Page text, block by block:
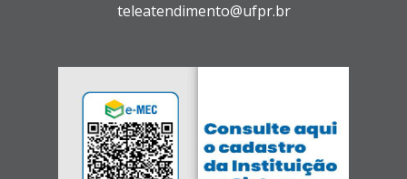
teleatendimento@ufpr.br